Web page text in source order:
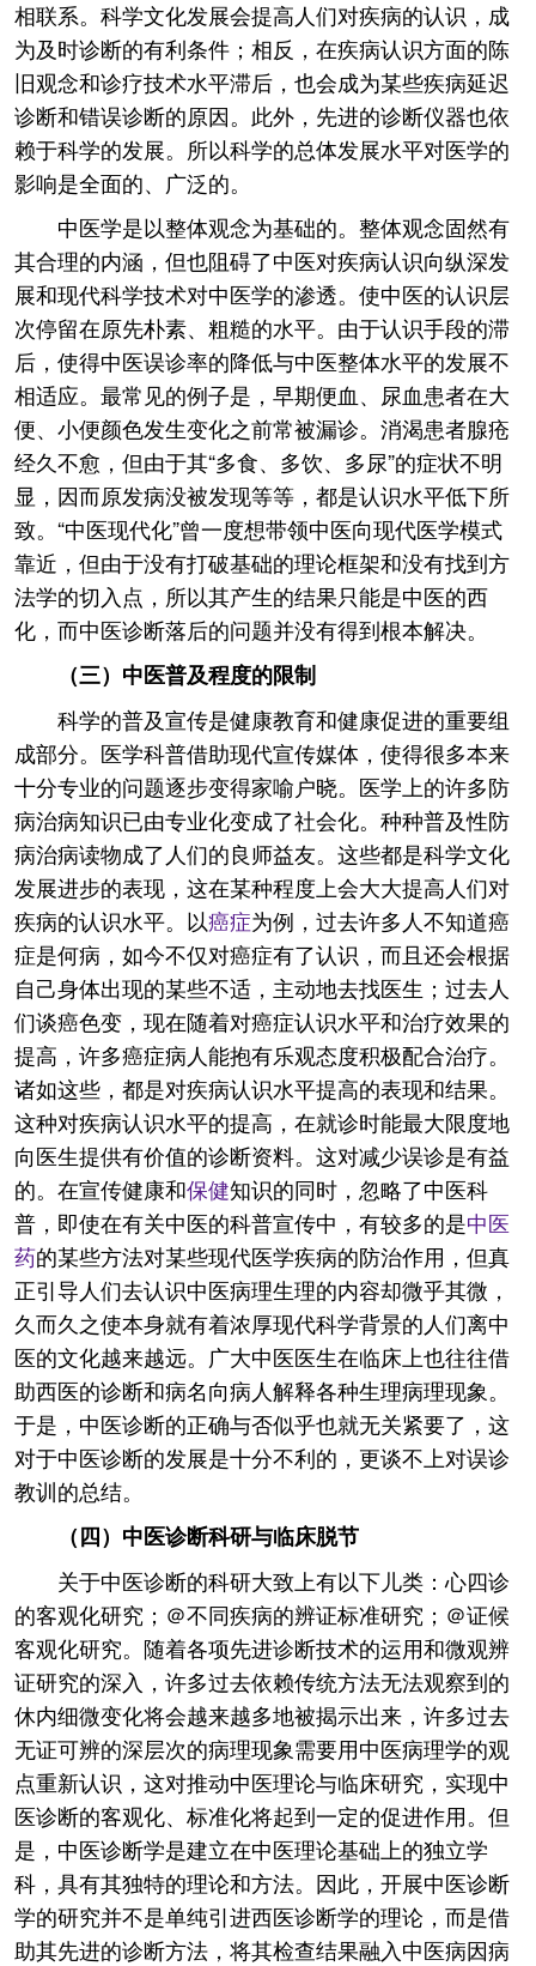
相联系。科学文化发展会提高人们对疾病的认识，成
为及时诊断的有利条件；相反，在疾病认识方面的陈
旧观念和诊疗技术水平滞后，也会成为某些疾病延迟
诊断和错误诊断的原因。此外，先进的诊断仪器也依
赖于科学的发展。所以科学的总体发展水平对医学的
影响是全面的、广泛的。
中医学是以整体观念为基础的。整体观念固然有
其合理的内涵，但也阻碍了中医对疾病认识向纵深发
展和现代科学技术对中医学的渗透。使中医的认识层
次停留在原先朴素、粗糙的水平。由于认识手段的滞
后，使得中医误诊率的降低与中医整体水平的发展不
相适应。最常见的例子是，早期便血、尿血患者在大
便、小便颜色发生变化之前常被漏诊。消渴患者腺疮
经久不愈，但由于其“多食、多饮、多尿”的症状不明
显，因而原发病没被发现等等，都是认识水平低下所
致。“中医现代化”曾一度想带领中医向现代医学模式
靠近，但由于没有打破基础的理论框架和没有找到方
法学的切入点，所以其产生的结果只能是中医的西
化，而中医诊断落后的问题并没有得到根本解决。
（三）中医普及程度的限制
科学的普及宣传是健康教育和健康促进的重要组
成部分。医学科普借助现代宣传媒体，使得很多本来
十分专业的问题逐步变得家喻户晓。医学上的许多防
病治病知识已由专业化变成了社会化。种种普及性防
病治病读物成了人们的良师益友。这些都是科学文化
发展进步的表现，这在某种程度上会大大提高人们对
疾病的认识水平。以癌症为例，过去许多人不知道癌
症是何病，如今不仅对癌症有了认识，而且还会根据
自己身体出现的某些不适，主动地去找医生；过去人
们谈癌色变，现在随着对癌症认识水平和治疗效果的
提高，许多癌症病人能抱有乐观态度积极配合治疗。
诸如这些，都是对疾病认识水平提高的表现和结果。
这种对疾病认识水平的提高，在就诊时能最大限度地
向医生提供有价值的诊断资料。这对减少误诊是有益
的。在宣传健康和保健知识的同时，忽略了中医科
普，即使在有关中医的科普宣传中，有较多的是中医
药的某些方法对某些现代医学疾病的防治作用，但真
正引导人们去认识中医病理生理的内容却微乎其微，
久而久之使本身就有着浓厚现代科学背景的人们离中
医的文化越来越远。广大中医医生在临床上也往往借
助西医的诊断和病名向病人解释各种生理病理现象。
于是，中医诊断的正确与否似乎也就无关紧要了，这
对于中医诊断的发展是十分不利的，更谈不上对误诊
教训的总结。
（四）中医诊断科研与临床脱节
关于中医诊断的科研大致上有以下儿类：心四诊
的客观化研究；＠不同疾病的辨证标准研究；＠证候
客观化研究。随着各项先进诊断技术的运用和微观辨
证研究的深入，许多过去依赖传统方法无法观察到的
休内细微变化将会越来越多地被揭示出来，许多过去
无证可辨的深层次的病理现象需要用中医病理学的观
点重新认识，这对推动中医理论与临床研究，实现中
医诊断的客观化、标准化将起到一定的促进作用。但
是，中医诊断学是建立在中医理论基础上的独立学
科，具有其独特的理论和方法。因此，开展中医诊断
学的研究并不是单纯引进西医诊断学的理论，而是借
助其先进的诊断方法，将其检查结果融入中医病因病